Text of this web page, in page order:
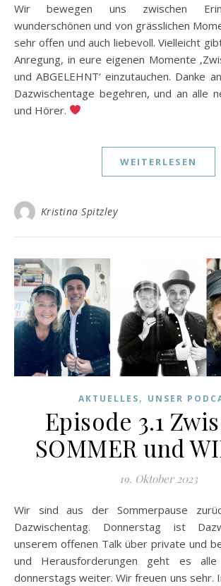
Wir bewegen uns zwischen
wunderschönen und von grässlichen
sehr offen und auch liebevoll. Vielleicht
Anregung, in eure eigenen Momente
und ABGELEHNT‘ einzutauchen. Danke
Dazwischentage begehren, und an alle
und Hörer.
WEITERLESEN
Kristina Spitzley
AKTUELLES, UNSER
Episode 3.1
SOMMER und
19. Oktober 2023
Wir sind aus der Sommerpause zurück mit unserem
Dazwischentag. Donnerstag ist
unserem offenen Talk über private und
und Herausforderungen geht es
donnerstags weiter. Wir freuen uns sehr.